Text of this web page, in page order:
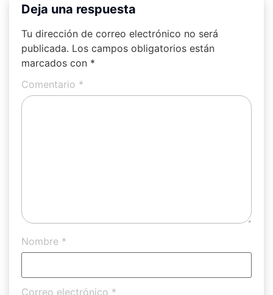
Deja una respuesta
Tu dirección de correo electrónico no será
publicada. Los campos obligatorios están
marcados con *
Comentario *
Nombre *
Correo electrónico *